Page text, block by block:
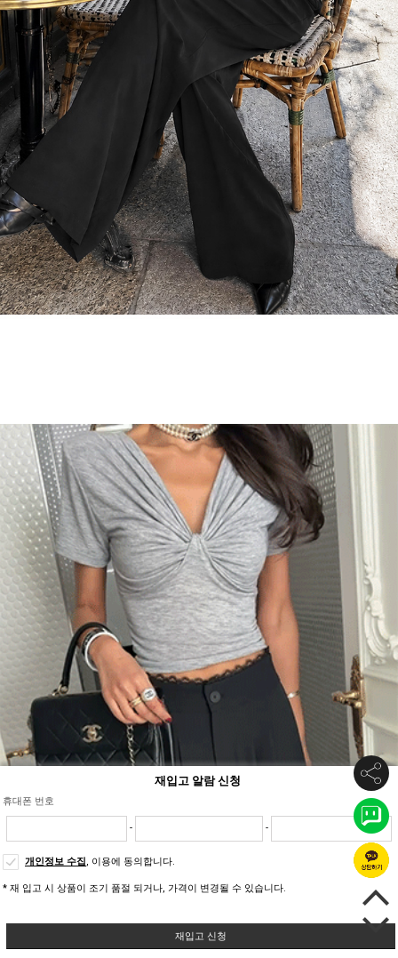
재입고 알람 신청
휴대폰 번호
- -
개인정보 수집, 이용에 동의합니다.
* 재 입고 시 상품이 조기 품절 되거나, 가격이 변경될 수 있습니다.
재입고 신청